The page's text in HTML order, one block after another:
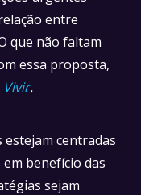
entre
que não faltam
essa proposta,
Vivir.
estejam centradas
benefício das
sejam